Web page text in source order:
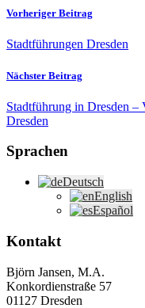
Vorheriger Beitrag
Stadtführungen Dresden
Nächster Beitrag
Stadtführung in Dresden –
Dresden
Sprachen
Deutsch
English
Español
Kontakt
Björn Jansen, M.A.
Konkordienstraße 57
01127 Dresden